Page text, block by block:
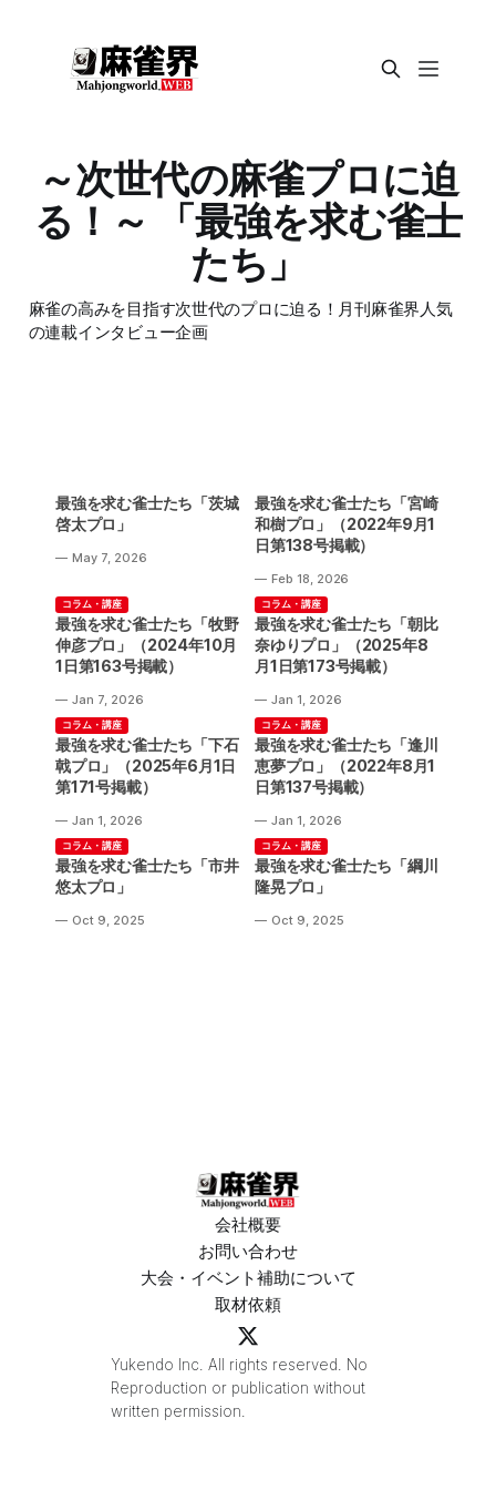
～次世代の麻雀プロに迫
る！～ 「最強を求む雀士
たち」
麻雀の高みを目指す次世代のプロに迫る！月刊麻雀界人気
の連載インタビュー企画
最強を求む雀士たち「茨城
啓太プロ」
May 7, 2026
最強を求む雀士たち「宮崎
和樹プロ」（2022年9月1
日第138号掲載）
Feb 18, 2026
コラム・講座
最強を求む雀士たち「牧野
伸彦プロ」（2024年10月
1日第163号掲載）
Jan 7, 2026
コラム・講座
最強を求む雀士たち「朝比
奈ゆりプロ」（2025年8
月1日第173号掲載）
Jan 1, 2026
コラム・講座
最強を求む雀士たち「下石
戟プロ」（2025年6月1日
第171号掲載）
Jan 1, 2026
コラム・講座
最強を求む雀士たち「逢川
恵夢プロ」（2022年8月1
日第137号掲載）
Jan 1, 2026
コラム・講座
最強を求む雀士たち「市井
悠太プロ」
Oct 9, 2025
コラム・講座
最強を求む雀士たち「綱川
隆晃プロ」
Oct 9, 2025
会社概要
お問い合わせ
大会・イベント補助について
取材依頼
Yukendo Inc. All rights reserved. No
Reproduction or publication without
written permission.